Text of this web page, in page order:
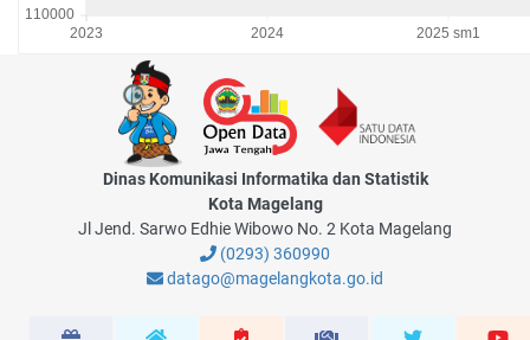
Dinas Komunikasi Informatika dan Statistik
Kota Magelang
Jl Jend. Sarwo Edhie Wibowo No. 2 Kota Magelang
(0293) 360990
datago@magelangkota.go.id